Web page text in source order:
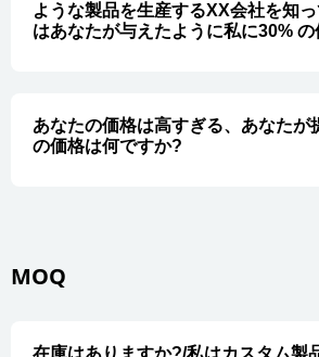
ような製品を生産するXX会社を知
はあなたが与えたように私に30%
あなたの価格は高すぎる、あなたが
の価格は何ですか?
MOQ
在庫はありますか?/私はカスタム製